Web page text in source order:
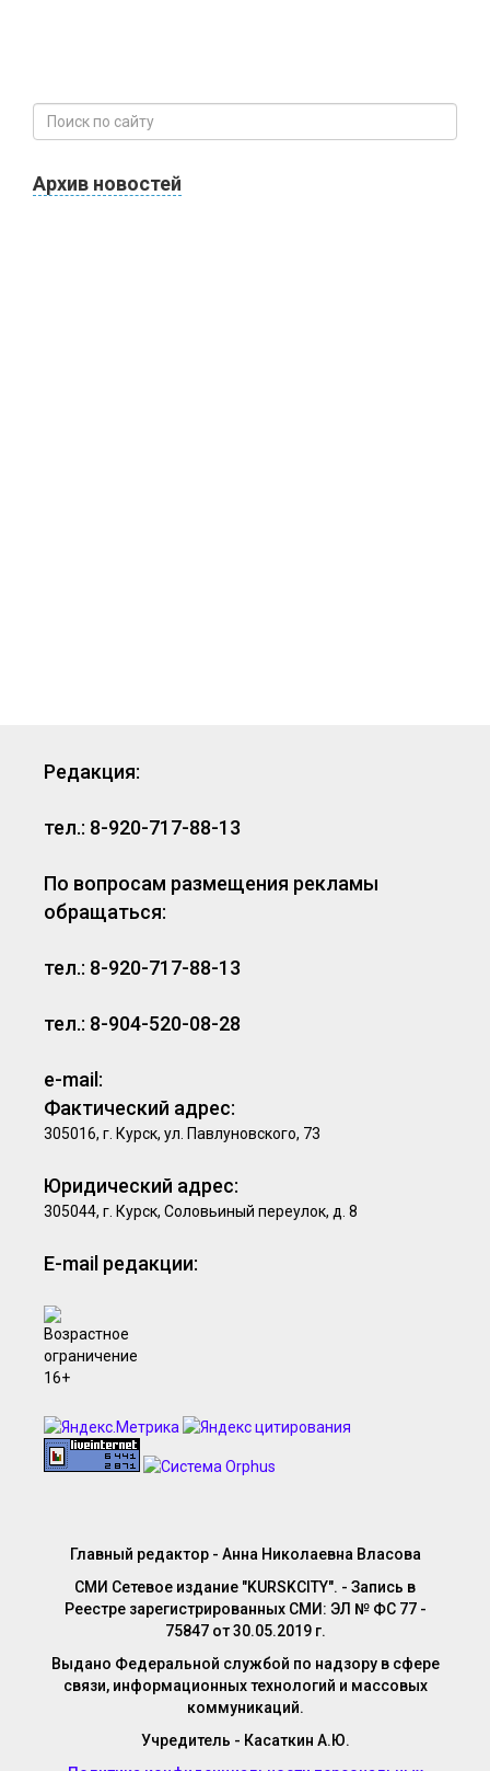
Архив новостей
Редакция:
тел.: 8-920-717-88-13
По вопросам размещения рекламы
обращаться:
тел.: 8-920-717-88-13
тел.: 8-904-520-08-28
e-mail:
Фактический адрес:
305016, г. Курск, ул. Павлуновского, 73
Юридический адрес:
305044, г. Курск, Соловьиный переулок, д. 8
E-mail редакции:
Главный редактор - Анна Николаевна Власова
СМИ Сетевое издание "KURSKCITY". - Запись в
Реестре зарегистрированных СМИ: ЭЛ № ФС 77 -
75847 от 30.05.2019 г.
Выдано Федеральной службой по надзору в сфере
связи, информационных технологий и массовых
коммуникаций.
Учредитель - Касаткин А.Ю.